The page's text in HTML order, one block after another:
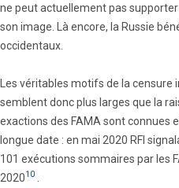
ne peut actuellement pas
son image. Là encore, la Russie
occidentaux.
Les véritables motifs de la
semblent donc plus larges que la
exactions des FAMA sont connues
longue date : en mai 2020 RFI
101 exécutions sommaires par les
202010